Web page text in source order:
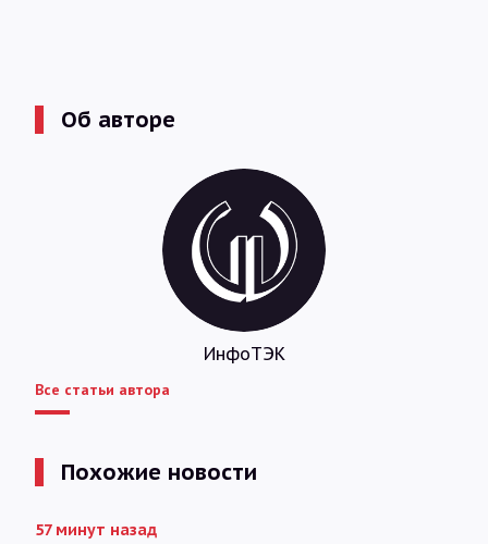
Об авторе
ИнфоТЭК
Все статьи автора
Похожие новости
57 минут назад